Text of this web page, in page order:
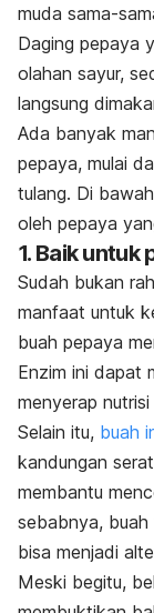
muda sama-
Daging pepaya
olahan sayur,
langsung
Ada banyak
pepaya, mulai
tulang. Di
oleh pepaya
1. Baik untuk
Sudah bukan
manfaat untuk
buah pepaya
Enzim ini dapat
menyerap
Selain itu, buah
kandungan
membantu
sebabnya,
bisa menjadi
Meski begitu,